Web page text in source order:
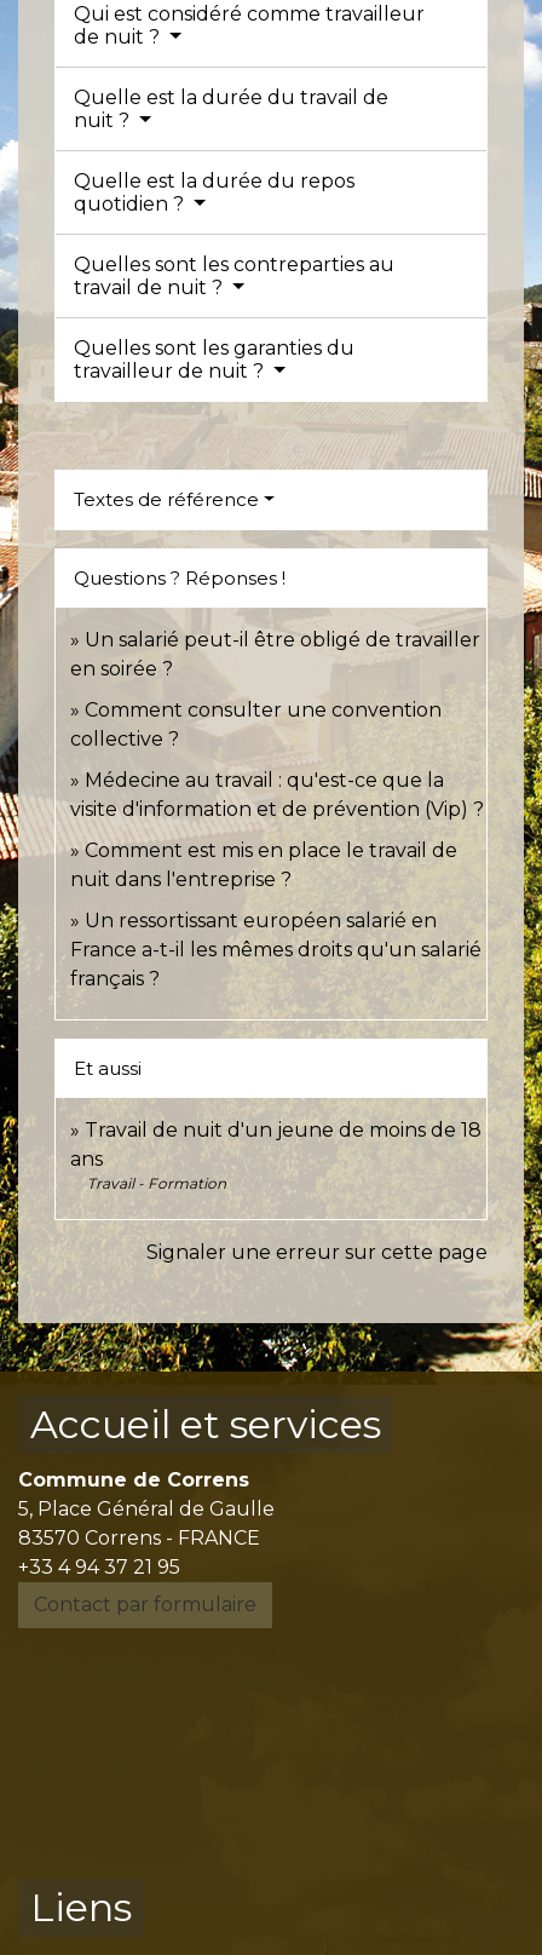
Qui est considéré comme travailleur
de nuit ?
Quelle est la durée du travail de
nuit ?
Quelle est la durée du repos
quotidien ?
Quelles sont les contreparties au
travail de nuit ?
Quelles sont les garanties du
travailleur de nuit ?
Textes de référence
Questions ? Réponses !
Un salarié peut-il être obligé de travailler
en soirée ?
Comment consulter une convention
collective ?
Médecine au travail : qu'est-ce que la
visite d'information et de prévention (Vip) ?
Comment est mis en place le travail de
nuit dans l'entreprise ?
Un ressortissant européen salarié en
France a-t-il les mêmes droits qu'un salarié
français ?
Et aussi
Travail de nuit d'un jeune de moins de 18
ans
Travail - Formation
Signaler une erreur sur cette page
Accueil et services
Commune de Correns
5, Place Général de Gaulle
83570 Correns - FRANCE
+33 4 94 37 21 95
Contact par formulaire
Liens